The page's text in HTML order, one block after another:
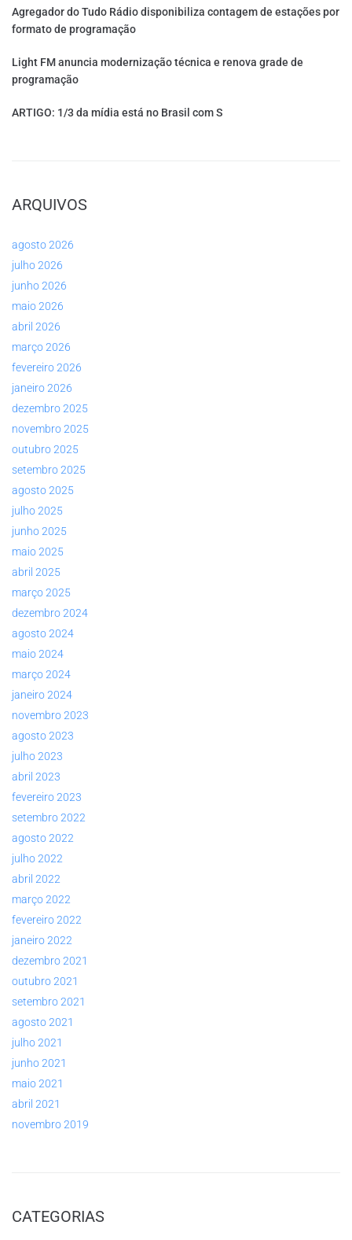
Agregador do Tudo Rádio disponibiliza contagem de estações por
formato de programação
Light FM anuncia modernização técnica e renova grade de
programação
ARTIGO: 1/3 da mídia está no Brasil com S
ARQUIVOS
agosto 2026
julho 2026
junho 2026
maio 2026
abril 2026
março 2026
fevereiro 2026
janeiro 2026
dezembro 2025
novembro 2025
outubro 2025
setembro 2025
agosto 2025
julho 2025
junho 2025
maio 2025
abril 2025
março 2025
dezembro 2024
agosto 2024
maio 2024
março 2024
janeiro 2024
novembro 2023
agosto 2023
julho 2023
abril 2023
fevereiro 2023
setembro 2022
agosto 2022
julho 2022
abril 2022
março 2022
fevereiro 2022
janeiro 2022
dezembro 2021
outubro 2021
setembro 2021
agosto 2021
julho 2021
junho 2021
maio 2021
abril 2021
novembro 2019
CATEGORIAS